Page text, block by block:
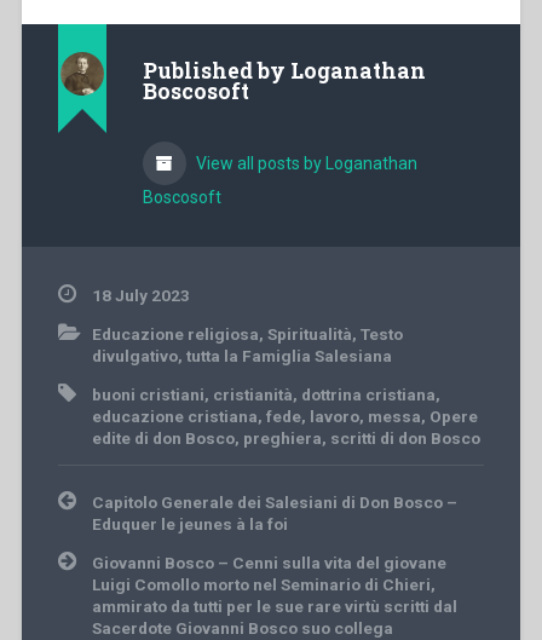
Published by Loganathan
Boscosoft
View all posts by Loganathan
Boscosoft
18 July 2023
Educazione religiosa, Spiritualità, Testo
divulgativo, tutta la Famiglia Salesiana
buoni cristiani, cristianità, dottrina cristiana,
educazione cristiana, fede, lavoro, messa, Opere
edite di don Bosco, preghiera, scritti di don Bosco
Post
navigation
Capitolo Generale dei Salesiani di Don Bosco –
Eduquer le jeunes à la foi
Giovanni Bosco – Cenni sulla vita del giovane
Luigi Comollo morto nel Seminario di Chieri,
ammirato da tutti per le sue rare virtù scritti dal
Sacerdote Giovanni Bosco suo collega